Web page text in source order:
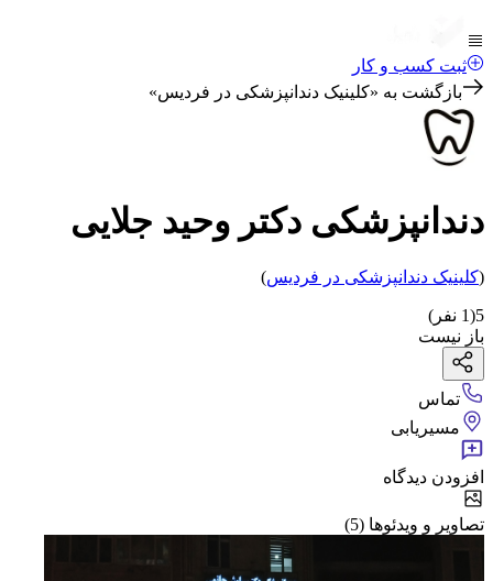
ثبت کسب و کار
بازگشت به «کلینیک دندانپزشکی در فردیس»
دندانپزشکی دکتر وحید جلایی
(کلینیک دندانپزشکی در فردیس)
5
(
1 نفر)
باز نیست
تماس
مسیریابی
افزودن دیدگاه
تصاویر و ویدئوها (5)